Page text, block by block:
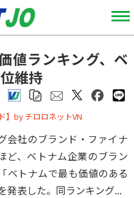
値ランキング、ベ
維持
】by チロロネットVN
会社のブランド・ファイナ
ど、ベトナム企業のブラン
ベトナムで最も価値のある
発表した。同ランキング...